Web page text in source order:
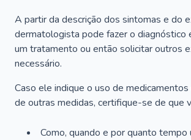
A partir da descrição dos sintomas e do
dermatologista pode fazer o diagnóstico
um tratamento ou então solicitar outros
necessário.
Caso ele indique o uso de medicamentos
de outras medidas, certifique-se de que
Como, quando e por quanto tempo